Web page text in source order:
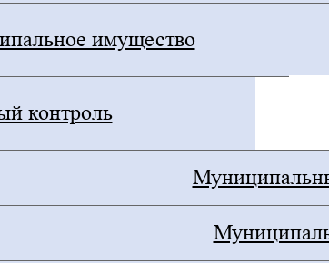
имущество
контроль